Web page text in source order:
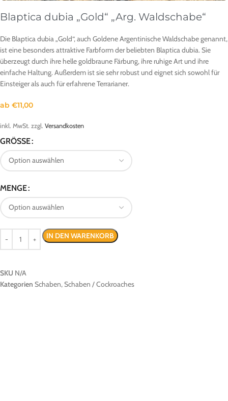
Blaptica dubia „Gold“ „Arg. Waldschabe“
Die Blaptica dubia „Gold“, auch Goldene Argentinische Waldschabe genannt,
ist eine besonders attraktive Farbform der beliebten Blaptica dubia. Sie
überzeugt durch ihre helle goldbraune Färbung, ihre ruhige Art und ihre
einfache Haltung. Außerdem ist sie sehr robust und eignet sich sowohl für
Einsteiger als auch für erfahrene Terrarianer.
ab €11,00
inkl. MwSt. zzgl. Versandkosten
GRÖSSE
MENGE
IN DEN WARENKORB
SKU N/A
Kategorien Schaben, Schaben / Cockroaches